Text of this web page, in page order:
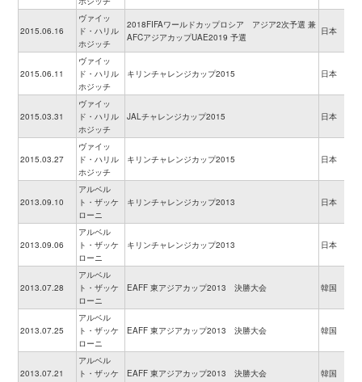
2015.06.16
ヴァイッ
ド・ハリル
ホジッチ
2018FIFAワールドカップロシア アジア2次予選 兼
AFCアジアカップUAE2019 予選
日本
2015.06.11
ヴァイッ
ド・ハリル
ホジッチ
キリンチャレンジカップ2015 日本
2015.03.31
ヴァイッ
ド・ハリル
ホジッチ
JALチャレンジカップ2015 日本
2015.03.27
ヴァイッ
ド・ハリル
ホジッチ
キリンチャレンジカップ2015 日本
2013.09.10
アルベル
ト・ザッケ
ローニ
キリンチャレンジカップ2013 日本
2013.09.06
アルベル
ト・ザッケ
ローニ
キリンチャレンジカップ2013 日本
2013.07.28
アルベル
ト・ザッケ
ローニ
EAFF 東アジアカップ2013 決勝大会 韓国
2013.07.25
アルベル
ト・ザッケ
ローニ
EAFF 東アジアカップ2013 決勝大会 韓国
2013.07.21
アルベル
ト・ザッケ
EAFF 東アジアカップ2013 決勝大会 韓国